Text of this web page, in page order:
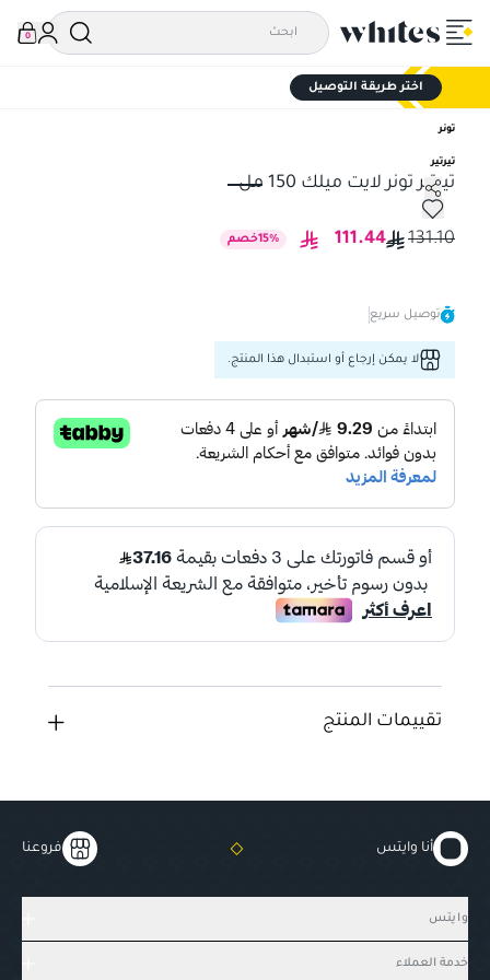
0
اختر طريقة التوصيل
تونر
تيرتير
تيرتير تونر لايت ميلك 150 مل
تيرتير تونر لايت ميلك 150 مل
131.10
111.44
15% خصم
توصيل سريع
لا يمكن إرجاع أو استبدال هذا المنتج.
تقييمات المنتج
أنا وايتس فروعنا
وايتس
خدمة العملاء